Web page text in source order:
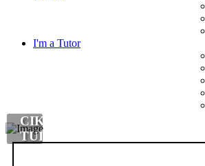
I'm a Tutor
CIKGU
TUISYEN